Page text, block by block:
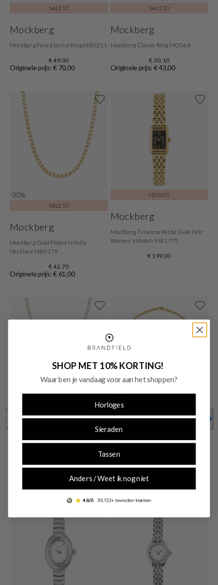
SALE10
Mockberg
Mockberg Pavé Eternal Ring MB0211
€ 49,00
Originele prijs: € 70,00
SALE10
Mockberg
Mockberg Classic Ring MO568
€ 30,10
Originele prijs: € 43,00
-30%
SALE10
Mockberg
Mockberg Gold Plated Infinity
Necklace MB0179
€ 42,70
Originele prijs: € 61,00
NEW20
Mockberg
Mockberg Timeless Petite Gold Noir
Women's Watch MB1775
€ 199,00
Originele prijs: € 69,00
Mockberg
Necklace MO235
Originele prijs: € 61,00
SHOP MET 10% KORTING!
Waar ben je vandaag voor aan het shoppen?
Horloges
Sieraden
Tassen
Anders / Weet ik nog niet